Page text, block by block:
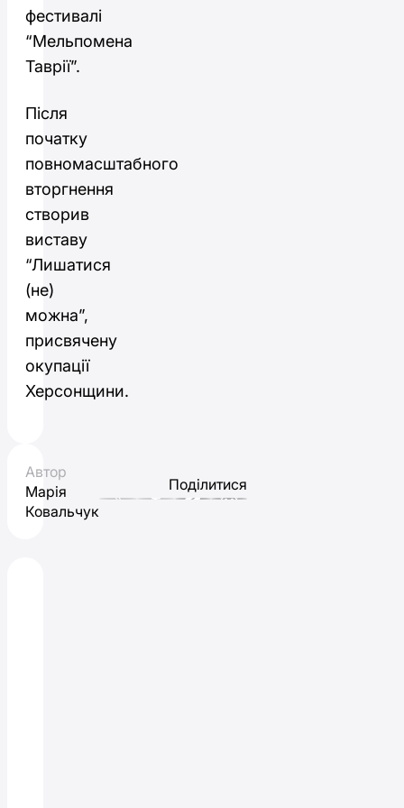
фестивалі
“Мельпомена
Таврії”.
Після
початку
повномасштабного
вторгнення
створив
виставу
“Лишатися
(не)
можна”,
присвячену
окупації
Херсонщини.
Автор
Марія
Ковальчук
Поділитися